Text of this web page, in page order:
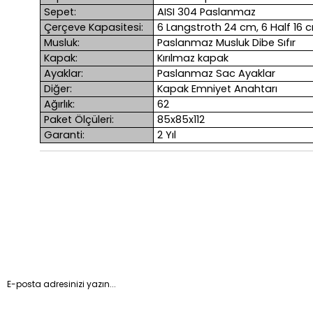
Sepet:
AISI 304 Paslanmaz
Çerçeve Kapasitesi:
6 Langstroth 24 cm, 6 Half 16
Musluk:
Paslanmaz Musluk Dibe Sıfır
Kapak:
Kırılmaz kapak
Ayaklar:
Paslanmaz Sac Ayaklar
Diğer:
Kapak Emniyet Anahtarı
Ağırlık:
62
Paket Ölçüleri:
85x85x112
Garanti:
2 Yıl